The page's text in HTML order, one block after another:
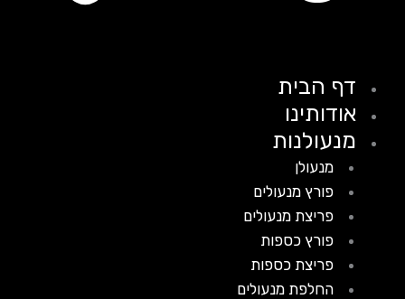
דף הבית
אודותינו
מנעולנות
מנעולן
פורץ מנעולים
פריצת מנעולים
פורץ כספות
פריצת כספות
החלפת מנעולים